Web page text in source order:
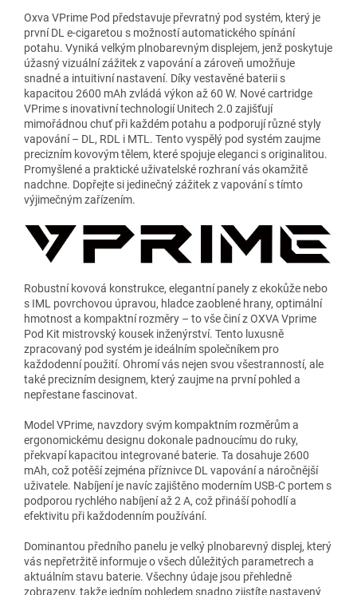
Oxva VPrime Pod představuje převratný pod systém, který je
první DL e-cigaretou s možností automatického spínání
potahu. Vyniká velkým plnobarevným displejem, jenž poskytuje
úžasný vizuální zážitek z vapování a zároveň umožňuje
snadné a intuitivní nastavení. Díky vestavěné baterii s
kapacitou 2600 mAh zvládá výkon až 60 W. Nové cartridge
VPrime s inovativní technologií Unitech 2.0 zajišťují
mimořádnou chuť při každém potahu a podporují různé styly
vapování – DL, RDL i MTL. Tento vyspělý pod systém zaujme
precizním kovovým tělem, které spojuje eleganci s originalitou.
Promyšlené a praktické uživatelské rozhraní vás okamžitě
nadchne. Dopřejte si jedinečný zážitek z vapování s tímto
výjimečným zařízením.
Robustní kovová konstrukce, elegantní panely z ekokůže nebo
s IML povrchovou úpravou, hladce zaoblené hrany, optimální
hmotnost a kompaktní rozměry – to vše činí z OXVA Vprime
Pod Kit mistrovský kousek inženýrství. Tento luxusně
zpracovaný pod systém je ideálním společníkem pro
každodenní použití. Ohromí vás nejen svou všestranností, ale
také precizním designem, který zaujme na první pohled a
nepřestane fascinovat.
Model VPrime, navzdory svým kompaktním rozměrům a
ergonomickému designu dokonale padnoucímu do ruky,
překvapí kapacitou integrované baterie. Ta dosahuje 2600
mAh, což potěší zejména příznivce DL vapování a náročnější
uživatele. Nabíjení je navíc zajištěno moderním USB-C portem s
podporou rychlého nabíjení až 2 A, což přináší pohodlí a
efektivitu při každodenním používání.
Dominantou předního panelu je velký plnobarevný displej, který
vás nepřetržitě informuje o všech důležitých parametrech a
aktuálním stavu baterie. Všechny údaje jsou přehledně
zobrazeny, takže jedním pohledem snadno zjistíte nastavený